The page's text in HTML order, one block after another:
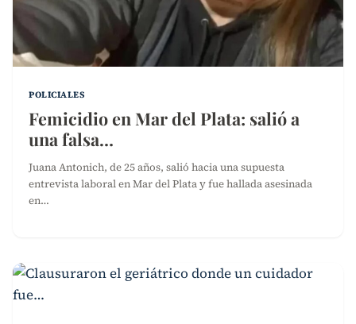
POLICIALES
Femicidio en Mar del Plata: salió a
una falsa…
Juana Antonich, de 25 años, salió hacia una supuesta
entrevista laboral en Mar del Plata y fue hallada asesinada
en…